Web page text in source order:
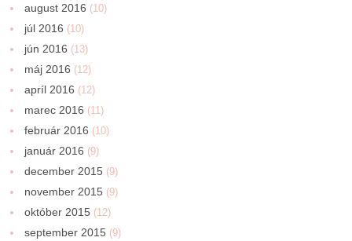
august 2016 (10)
júl 2016 (10)
jún 2016 (13)
máj 2016 (12)
apríl 2016 (12)
marec 2016 (11)
február 2016 (10)
január 2016 (9)
december 2015 (9)
november 2015 (9)
október 2015 (12)
september 2015 (9)